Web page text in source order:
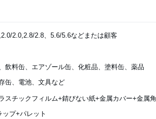
2.0,2.8/2.8、5.6/5.6などまたは顧客
飲料缶、エアゾール缶、化粧品、塗料缶、薬品
缶、電池、文具など
スチックフィルム+錆びない紙+金属カバー+金属角
ップ+パレット